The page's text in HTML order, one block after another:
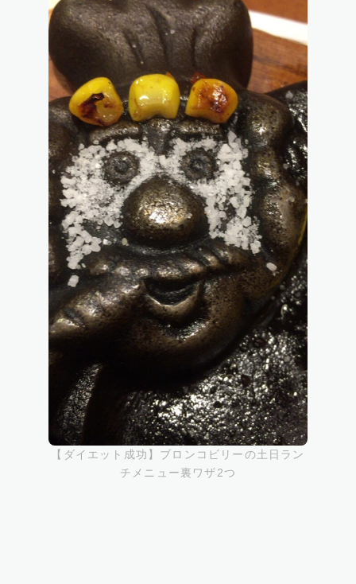
【ダイエット成功】ブロンコビリーの土日ラン
チメニュー裏ワザ2つ